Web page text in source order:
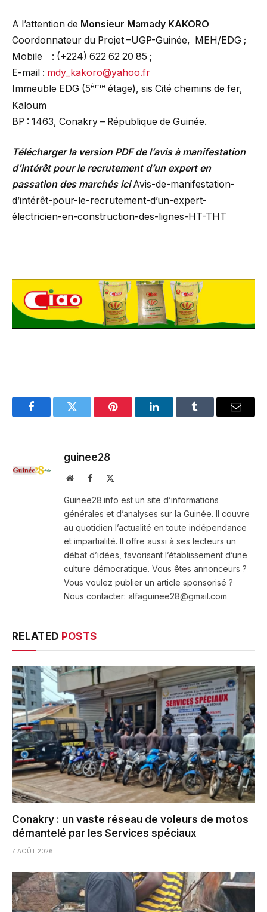
A l’attention de Monsieur Mamady KAKORO
Coordonnateur du Projet –UGP-Guinée, MEH/EDG ;
Mobile : (+224) 622 62 20 85 ;
E-mail : mdy_kakoro@yahoo.fr
Immeuble EDG (5ème étage), sis Cité chemins de fer,
Kaloum
BP : 1463, Conakry – République de Guinée.
Télécharger la version PDF de l’avis à manifestation
d’intérêt pour le recrutement d’un expert en
passation des marchés iciAvis-de-manifestation-
d’intérêt-pour-le-recrutement-d’un-expert-
électricien-en-construction-des-lignes-HT-THT
FacebookTwitter Pinterest LinkedInTumblr Email
guinee28
WebsiteFacebook
Guinee28.info est un site d’informations
générales et d’analyses sur la Guinée. Il couvre
au quotidien l’actualité en toute indépendance
et impartialité. Il offre aussi à ses lecteurs un
débat d’idées, favorisant l’établissement d’une
culture démocratique. Vous êtes annonceurs ?
Vous voulez publier un article sponsorisé ?
Nous contacter: alfaguinee28@gmail.com
RELATED POSTS
Conakry : un vaste réseau de voleurs de motos
démantelé par les Services spéciaux
7 AOÛT 2026